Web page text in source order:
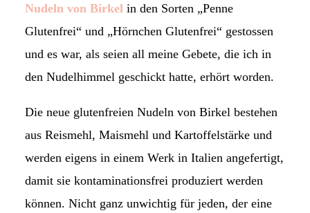
Nudeln von Birkel in den Sorten „Penne
Glutenfrei“ und „Hörnchen Glutenfrei“ gestossen
und es war, als seien all meine Gebete, die ich in
den Nudelhimmel geschickt hatte, erhört worden.
Die neue glutenfreien Nudeln von Birkel bestehen
aus Reismehl, Maismehl und Kartoffelstärke und
werden eigens in einem Werk in Italien angefertigt,
damit sie kontaminationsfrei produziert werden
können. Nicht ganz unwichtig für jeden, der eine